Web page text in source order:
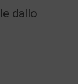
dallo